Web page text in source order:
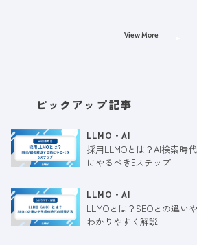
View More
ピックアップ記事
LLMO・AI
採用LLMOとは？AI検索時
にやるべき5ステップ
LLMO・AI
LLMOとは？SEOとの違い
わかりやすく解説